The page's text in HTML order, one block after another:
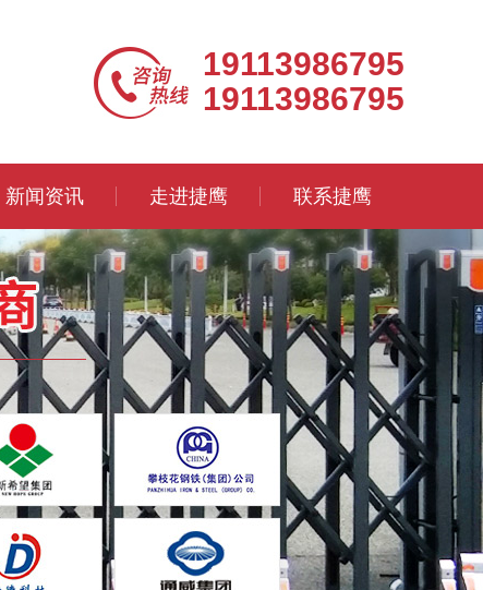
19113986795
19113986795
新闻资讯 走进捷鹰 联系捷鹰